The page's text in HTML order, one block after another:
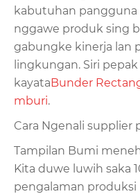
kabutuhan
nggawe produk sing
gabungke kinerja lan
lingkungan. Siri
kayataBunder
mburi.
Cara Ngenali supplier
Tampilan Bumi
Kita duwe luwih saka
pengalaman produksi